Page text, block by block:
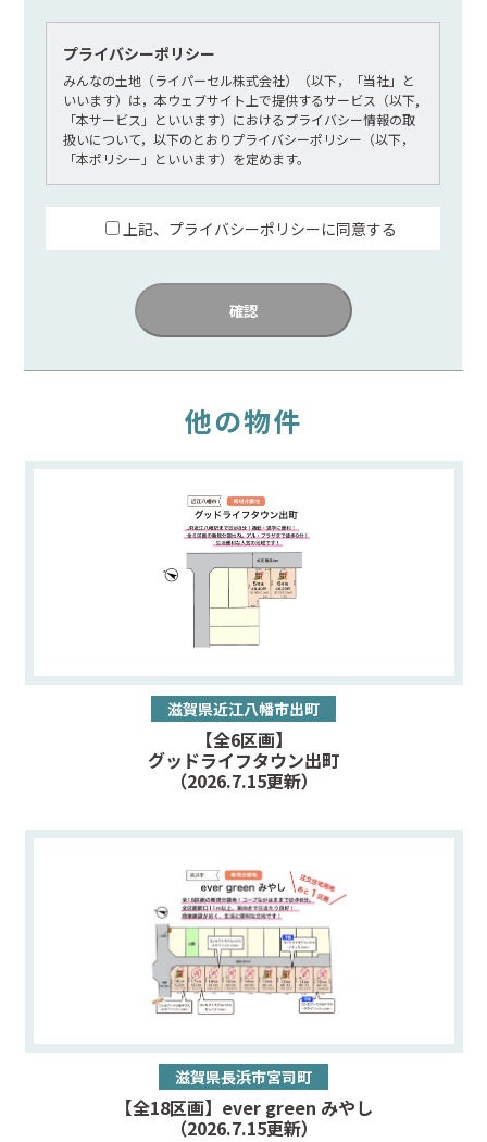
プライバシーポリシー
みんなの土地（ライパーセル株式会社）（以下，「当社」と
いいます）は，本ウェブサイト上で提供するサービス（以下,
「本サービス」といいます）におけるプライバシー情報の取
扱いについて，以下のとおりプライバシーポリシー（以下，
「本ポリシー」といいます）を定めます。
第1条（プライバシー情報）
プライバシー情報のうち「個人情報」とは，個人情報保護法
情報であって，当該情報に含まれる氏名，生年月日，住所，
電話番号，連絡先その他の記述などにより特定の個人を識別
できる情報を指します。
上記に定める「個人情報」以外のものをいい，ご利用いただ
や広告の履歴，ユーザーが検索された検索キーワード，ご利
用日時，ご利用の方法，ご利用環境，郵便番号や性別，職
報，端末の個体識別情報などを指します。
第2条（プライバシー情報の収集方法）
当社は，ユーザーが利用登録をする際に氏名，生年月日，住
所，電話番号，メールアドレス，銀行口座番号，クレジット
カード番号，運転免許証番号などの個人情報をお尋ねするこ
とがあります。また，ユーザーと提携先などとの間でなされ
たユーザーの個人情報を含む取引記録や，決済に関する情報
みます。以下，｢提携先｣といいます）などから収集すること
当社は，ユーザーについて，利用したサービスやソフトウエ
ア，購入した商品，閲覧したページや広告の履歴，検索した
検索キーワード，利用日時，利用方法，利用環境（携帯端末
を通じてご利用の場合の当該端末の通信状態，利用に際して
性情報を，ユーザーが当社や提携先のサービスを利用しまた
第3条（個人情報を収集・利用する目的）
当社が個人情報を収集・利用する目的は，以下のとおりで
（1）ユーザーに自分の登録情報の閲覧や修正，利用状況の閲
覧を行っていただくために，氏名，住所，連絡先，支払方法
よびそれらの代金などに関する情報を表示する目的
（2）ユーザーにお知らせや連絡をするためにメールアドレス
を利用する場合やユーザーに商品を送付したり必要に応じて
連絡したりするため，氏名や住所などの連絡先情報を利用す
上記、プライバシーポリシーに同意する
確認
他の物件
滋賀県近江八幡市出町
【全6区画】
グッドライフタウン出町
（2026.7.15更新）
滋賀県長浜市宮司町
【全18区画】ever green みやし
（2026.7.15更新）